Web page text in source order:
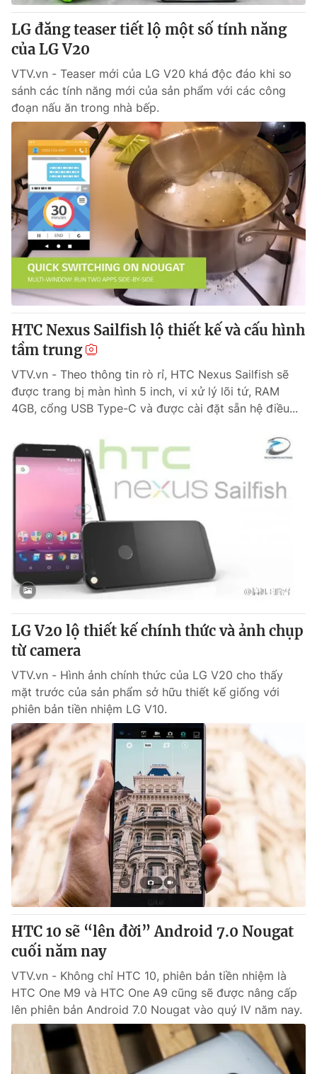
LG đăng teaser tiết lộ một số tính năng
của LG V20
VTV.vn - Teaser mới của LG V20 khá độc đáo khi so
sánh các tính năng mới của sản phẩm với các công
đoạn nấu ăn trong nhà bếp.
HTC Nexus Sailfish lộ thiết kế và cấu hình
tầm trung
VTV.vn - Theo thông tin rò rỉ, HTC Nexus Sailfish sẽ
được trang bị màn hình 5 inch, vi xử lý lõi tứ, RAM
4GB, cổng USB Type-C và được cài đặt sẵn hệ điều...
LG V20 lộ thiết kế chính thức và ảnh chụp
từ camera
VTV.vn - Hình ảnh chính thức của LG V20 cho thấy
mặt trước của sản phẩm sở hữu thiết kế giống với
phiên bản tiền nhiệm LG V10.
HTC 10 sẽ “lên đời” Android 7.0 Nougat
cuối năm nay
VTV.vn - Không chỉ HTC 10, phiên bản tiền nhiệm là
HTC One M9 và HTC One A9 cũng sẽ được nâng cấp
lên phiên bản Android 7.0 Nougat vào quý IV năm nay.